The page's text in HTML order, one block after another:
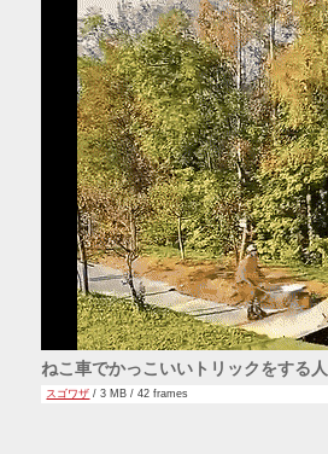
ねこ車でかっこいいトリックをする人
スゴワザ / 3 MB / 42 frames